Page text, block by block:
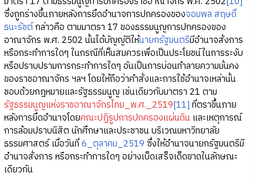
ซึ่งถูกร่างขึ้นภายหลังการยึดอำนาจการปกครองของจอมพล สฤษดิ์
ธนะรัชต์กล่าวคือ ตามมาตรา 17 ของธรรมนูญการปกครองของ
อาณาจักร พ.ศ. 2502 นั้นได้บัญญัติให้นายกรัฐมนตรีมีอำนาจสั่งการ
หรือกระทำการใดๆ ในกรณีที่เห็นสมควรเพื่อเป็นประโยชน์ในการระงับ
หรือปราบปรามการกระทำการใดๆ อันเป็นการบ่อนทำลายความมั่นคง
ของราชอาณาจักร ฯลฯ โดยให้ถือว่าคำสั่งและการใช้อำนาจเหล่านั้น
ชอบด้วยกฎหมายและรัฐธรรมนูญ เช่นเดียวกับมาตรา 21 ตาม
รัฐธรรมนูญแห่งราชอาณาจักรไทย_พ.ศ._2519[11] ที่ตราขึ้นภาย
หลังการยึดอำนาจโดยคณะปฏิรูปการปกครองแผ่นดินและเหตุการณ์
การล้อมปราบนิสิต นักศึกษาและประชาชน บริเวณมหาวิทยาลัย
ธรรมศาสตร์ เมื่อวันที่6_ตุลาคม_2519 ซึ่งให้อำนาจนายกรัฐมนตรีมี
อำนาจสั่งการ หรือกระทำการใดๆ อย่างเบ็ดเสร็จเด็ดขาดในลักษณะ
เดียวกัน